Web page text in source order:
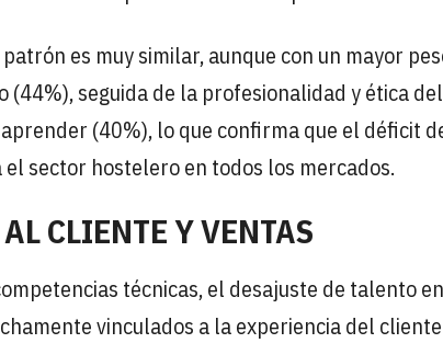
es muy similar, aunque con un mayor
(44%), seguida de la profesionalidad y ética
(40%), lo que confirma que el déficit
sector hostelero en todos los mercados.
CLIENTE Y VENTAS
técnicas, el desajuste de talento
vinculados a la experiencia del